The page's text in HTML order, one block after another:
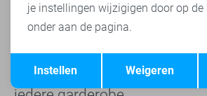
Basics: de onmisbare basis
Terug
je instellingen wijzigigen door op de
onder aan de pagina.
Weigeren
Instellen